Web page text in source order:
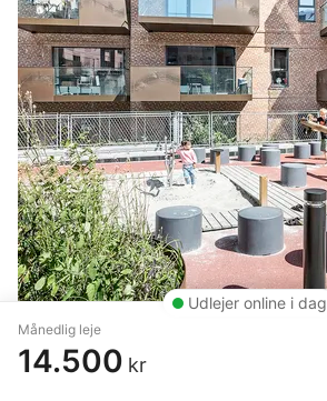
Udlejer online i dag
Månedlig leje
14.500 kr